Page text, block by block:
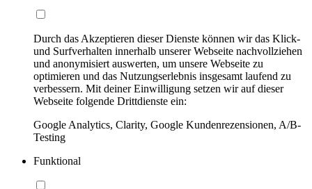
Durch das Akzeptieren dieser Dienste können wir das Klick-
und Surfverhalten innerhalb unserer Webseite nachvollziehen
und anonymisiert auswerten, um unsere Webseite zu
optimieren und das Nutzungserlebnis insgesamt laufend zu
verbessern. Mit deiner Einwilligung setzen wir auf dieser
Webseite folgende Drittdienste ein:
Google Analytics, Clarity, Google Kundenrezensionen, A/B-
Testing
Funktional